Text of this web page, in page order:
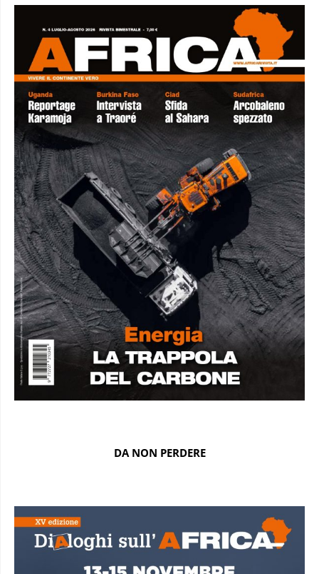
DA NON PERDERE